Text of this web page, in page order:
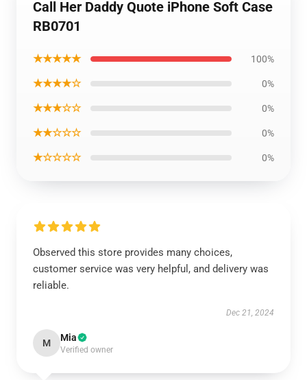
Call Her Daddy Quote iPhone Soft Case
RB0701
★★★★★ 100%
★★★★☆ 0%
★★★☆☆ 0%
★★☆☆☆ 0%
★☆☆☆☆ 0%
Observed this store provides many choices,
customer service was very helpful, and delivery was
reliable.
Dec 21, 2024
M Mia
Verified owner